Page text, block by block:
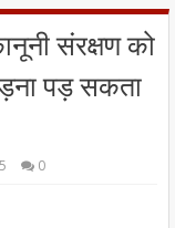
संरक्षण को
पड़ सकता
0